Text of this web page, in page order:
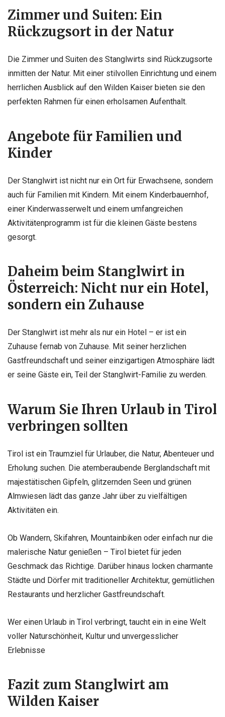
Zimmer und Suiten: Ein
Rückzugsort in der Natur
Die Zimmer und Suiten des Stanglwirts sind Rückzugsorte
inmitten der Natur. Mit einer stilvollen Einrichtung und einem
herrlichen Ausblick auf den Wilden Kaiser bieten sie den
perfekten Rahmen für einen erholsamen Aufenthalt.
Angebote für Familien und
Kinder
Der Stanglwirt ist nicht nur ein Ort für Erwachsene, sondern
auch für Familien mit Kindern. Mit einem Kinderbauernhof,
einer Kinderwasserwelt und einem umfangreichen
Aktivitätenprogramm ist für die kleinen Gäste bestens
gesorgt.
Daheim beim Stanglwirt in
Österreich: Nicht nur ein Hotel,
sondern ein Zuhause
Der Stanglwirt ist mehr als nur ein Hotel – er ist ein
Zuhause fernab von Zuhause. Mit seiner herzlichen
Gastfreundschaft und seiner einzigartigen Atmosphäre lädt
er seine Gäste ein, Teil der Stanglwirt-Familie zu werden.
Warum Sie Ihren Urlaub in Tirol
verbringen sollten
Tirol ist ein Traumziel für Urlauber, die Natur, Abenteuer und
Erholung suchen. Die atemberaubende Berglandschaft mit
majestätischen Gipfeln, glitzernden Seen und grünen
Almwiesen lädt das ganze Jahr über zu vielfältigen
Aktivitäten ein.
Ob Wandern, Skifahren, Mountainbiken oder einfach nur die
malerische Natur genießen – Tirol bietet für jeden
Geschmack das Richtige. Darüber hinaus locken charmante
Städte und Dörfer mit traditioneller Architektur, gemütlichen
Restaurants und herzlicher Gastfreundschaft.
Wer einen Urlaub in Tirol verbringt, taucht ein in eine Welt
voller Naturschönheit, Kultur und unvergesslicher
Erlebnisse
Fazit zum Stanglwirt am
Wilden Kaiser